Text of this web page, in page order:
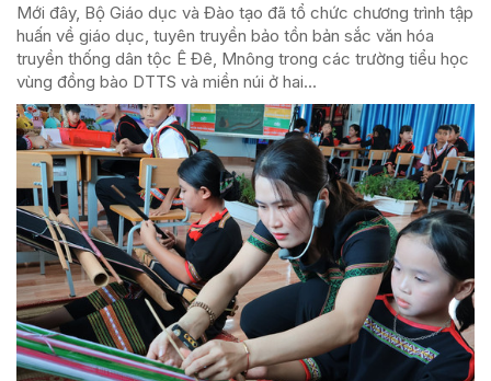
Mới đây, Bộ Giáo dục và Đào tạo đã tổ chức chương trình tập
huấn về giáo dục, tuyên truyền bảo tồn bản sắc văn hóa
truyền thống dân tộc Ê Đê, Mnông trong các trường tiểu học
vùng đồng bào DTTS và miền núi ở hai...